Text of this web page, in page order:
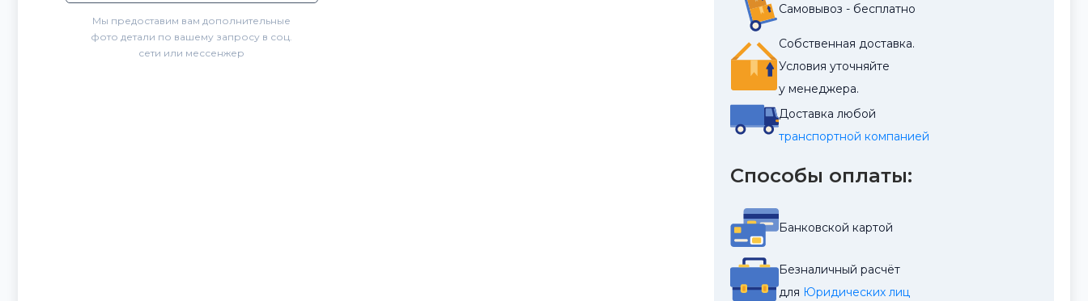
Мы предоставим вам дополнительные
фото детали по вашему запросу в соц.
сети или мессенжер
Самовывоз - бесплатно
Собственная доставка.
Условия уточняйте
у менеджера.
Доставка любой
транспортной компанией
Способы оплаты:
Банковской картой
Безналичный расчёт
для Юридических лиц